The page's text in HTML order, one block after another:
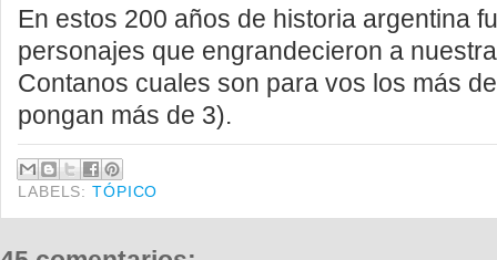
En estos 200 años de historia argentina
personajes que engrandecieron a
Contanos cuales son para vos los más
pongan más de 3).
LABELS:TÓPICO